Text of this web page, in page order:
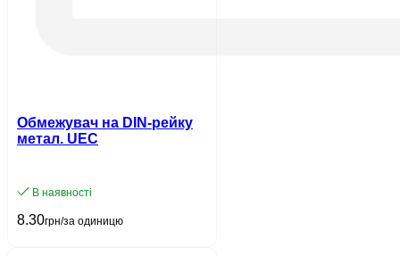
Обмежувач на DIN-рейку
метал. UEC
В наявності
8.30грн/за одиницю